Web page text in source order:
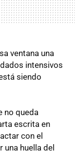
ventana una
intensivos
siendo
no queda
escrita en
con el
una huella del